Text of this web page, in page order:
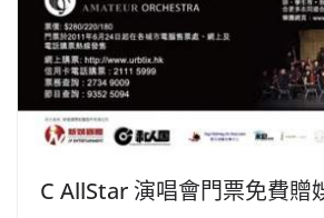
C AllStar 演唱會門票免費贈